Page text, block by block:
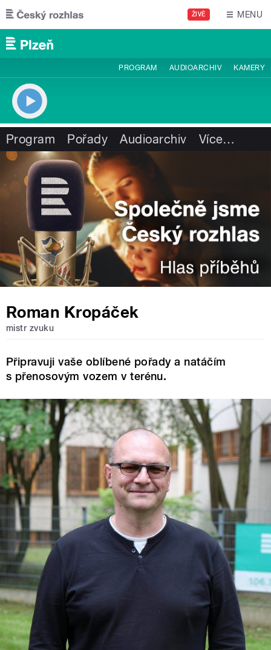
Přejít k hlavnímu obsahu
ŽIVĚ MENU
PROGRAM AUDIOARCHIV KAMERY
Program Pořady Audioarchiv Více…
Roman Kropáček
mistr zvuku
Připravuji vaše oblíbené pořady a natáčím
s přenosovým vozem v terénu.